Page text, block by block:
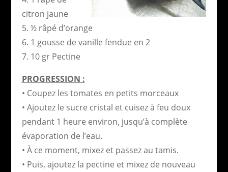
citron jaune
5. ½ râpé d’orange
6. 1 gousse de vanille fendue en 2
7. 10 gr Pectine
PROGRESSION :
• Coupez les tomates en petits morceaux
• Ajoutez le sucre cristal et cuisez à feu doux
pendant 1 heure environ, jusqu’à complète
évaporation de l’eau.
• À ce moment, mixez et passez au tamis.
• Puis, ajoutez la pectine et mixez de nouveau